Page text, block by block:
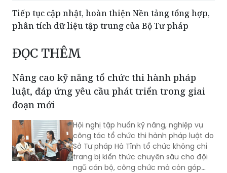
Tiếp tục cập nhật, hoàn thiện Nền tảng tổng hợp,
phân tích dữ liệu tập trung của Bộ Tư pháp
ĐỌC THÊM
Nâng cao kỹ năng tổ chức thi hành pháp
luật, đáp ứng yêu cầu phát triển trong giai
đoạn mới
Hội nghị tập huấn kỹ năng, nghiệp vụ
công tác tổ chức thi hành pháp luật do
Sở Tư pháp Hà Tĩnh tổ chức không chỉ
trang bị kiến thức chuyên sâu cho đội
ngũ cán bộ, công chức mà còn góp